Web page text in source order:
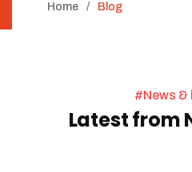
Home Blog
#News &
Latest from